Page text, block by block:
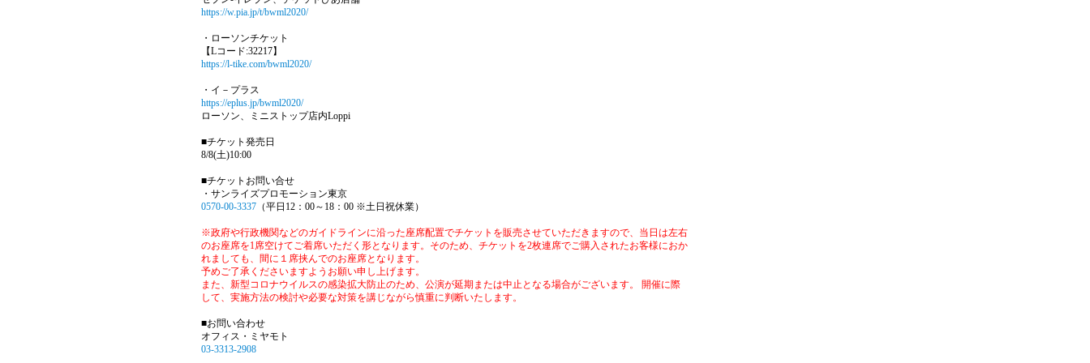
https://w.pia.jp/t/bwml2020/
・ローソンチケット
【Lコード:32217】
https://l-tike.com/bwml2020/
・イ－プラス
https://eplus.jp/bwml2020/
ローソン、ミニストップ店内Loppi
■チケット発売日
8/8(土)10:00
■チケットお問い合せ
・サンライズプロモーション東京
0570-00-3337 （平日12：00～18：00 ※土日祝休業）
※政府や行政機関などのガイドラインに沿った座席配置でチケットを販売させていただきますので、当日は左右
のお座席を1席空けてご着席いただく形となります。そのため、チケットを2枚連席でご購入されたお客様におか
れましても、間に１席挟んでのお座席となります。
予めご了承くださいますようお願い申し上げます。
また、新型コロナウイルスの感染拡大防止のため、公演が延期または中止となる場合がございます。 開催に際
して、実施方法の検討や必要な対策を講じながら慎重に判断いたします。
■お問い合わせ
オフィス・ミヤモト
03-3313-2908